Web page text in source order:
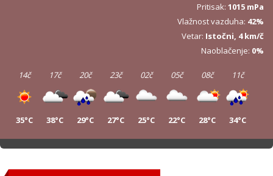
Pritisak: 1015 mPa
Vlažnost vazduha: 42%
Vetar: Istočni, 4 km/č
Naoblačenje: 0%
14č
35°C
17č
38°C
20č
29°C
23č
27°C
02č
25°C
05č
22°C
08č
28°C
11č
34°C